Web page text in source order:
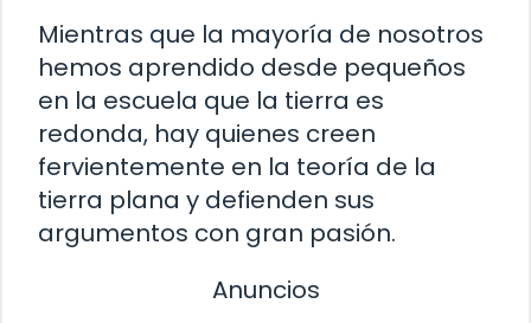
Mientras que la mayoría de nosotros
hemos aprendido desde pequeños
en la escuela que la tierra es
redonda, hay quienes creen
fervientemente en la teoría de la
tierra plana y defienden sus
argumentos con gran pasión.
Anuncios